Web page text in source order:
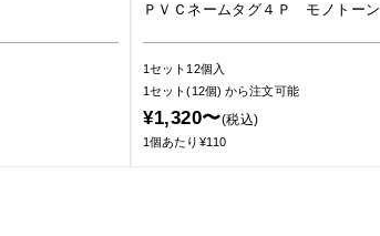
ＰＶＣネームタグ４Ｐ モノトーン
1セット12個入
1セット(12個)から注文可能
¥1,320〜(税込)
1個あたり¥110